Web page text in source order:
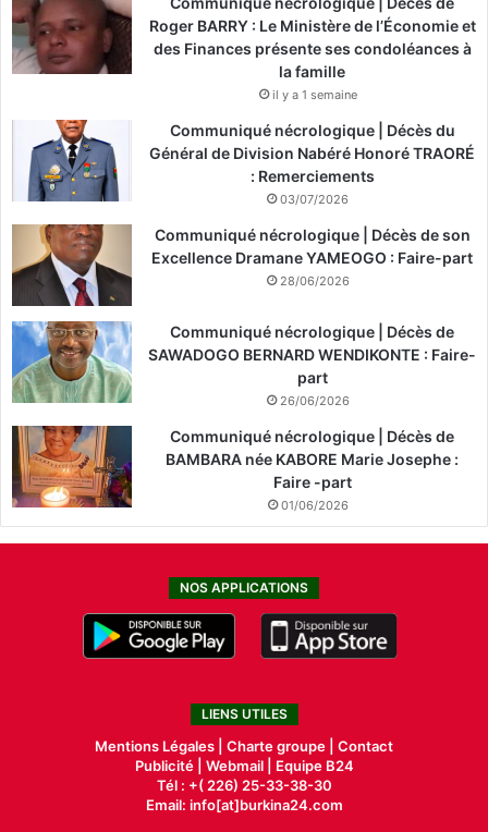
Roger BARRY : Le Ministère de l’Économie et
des Finances présente ses condoléances à
la famille
il y a 1 semaine
Communiqué nécrologique | Décès du
Général de Division Nabéré Honoré TRAORÉ
: Remerciements
03/07/2026
Communiqué nécrologique | Décès de son
Excellence Dramane YAMEOGO : Faire-part
28/06/2026
Communiqué nécrologique | Décès de
SAWADOGO BERNARD WENDIKONTE : Faire-
part
26/06/2026
Communiqué nécrologique | Décès de
BAMBARA née KABORE Marie Josephe :
Faire -part
01/06/2026
NOS APPLICATIONS
LIENS UTILES
Mentions Légales | Charte groupe | Contact
Publicité| Webmail |
Equipe B24
Tél : +( 226) 25-33-38-30
Email: info[at]burkina24.com